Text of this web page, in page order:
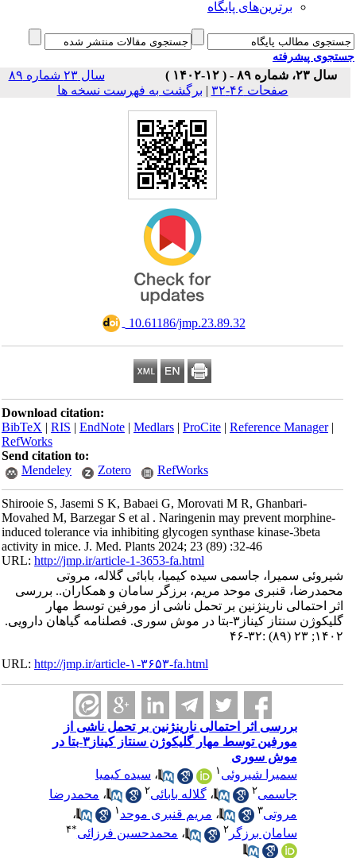
برترین‌های پایگاه
پیشرفته
سال ۲۳، شماره ۸۹ - ( ۱۲-۱۴۰۲ )
سال ۲۳ شماره ۸۹
صفحات ۴۶-۳۲
|برگشت به فهرست نسخه ها
‎ 10.61186/jmp.23.89.32
Download citation:
BibTeX|RIS|EndNote|Medlars|ProCite|Reference Manager
RefWorks
Send citation to:
Mendeley
Zotero RefWorks
Shirooie S, Jasemi S K, Babaei G, Morovati M R, Ghanbari-
Movahed M, Barzegar S et al . Naringenin may prevent morphine-
induced tolerance via inhibiting glycogen synthase kinase-3beta
activity in mice. J. Med. Plants 2024; 23 (89) :32-46
URL:http://jmp.ir/article-1-3653-fa.html
سمیرا، جاسمی سیده کیمیا، بابائی گلاله، مروتی
قنبری موحد مریم، برزگر سامان و همکاران.. بررسی
احتمالی نارینژنین بر تحمل ناشی از مورفین توسط مهار
گلیکوژن سنتاز کیناز۳-بتا در موش سوری. فصلنامه گياهان دارویی.
(۸۹) :۳۲-۴۶
URL:http://jmp.ir/article-۱-۳۶۵۳-fa.html
بررسی اثر احتمالی نارینژنین بر تحمل ناشی از
مورفین توسط مهار گلیکوژن سنتاز کیناز۳-بتا در
موش سوری
سمیرا شیروئی ۱ ،سیده کیمیا
جاسمی
،گلاله بابائی ۲ ،محمدرضا
مروتی ۳ ،مریم قنبری موحد
،
سامان برزگر۲ ،محمدحسین فرزائی *۴